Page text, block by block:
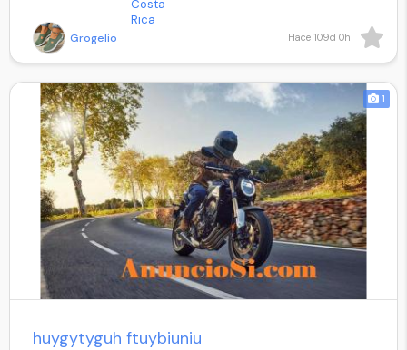
Grogelio Hace 109d 0h
1
huygytyguh ftuybiuniu